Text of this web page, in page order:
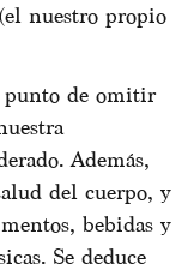
nuestro propio
punto de omitir
Además,
del cuerpo, y
bebidas y
Se deduce